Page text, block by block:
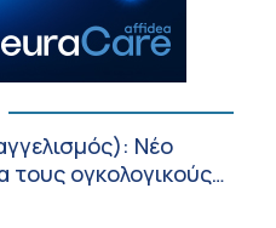
Νέο
τους ογκολογικούς
δοκιμών